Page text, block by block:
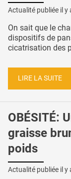
Actualité publiée il y
On sait que le
dispositifs de
cicatrisation des
LIRE LA SUITE
OBÉSITÉ:
graisse
poids
Actualité publiée il y